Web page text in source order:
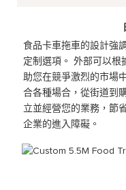
食品卡車拖車的設計強
定制選項。 外部可以根
助您在競爭激烈的市場
合各種場合，從街道到
立並經營您的業務，節
企業的進入障礙。